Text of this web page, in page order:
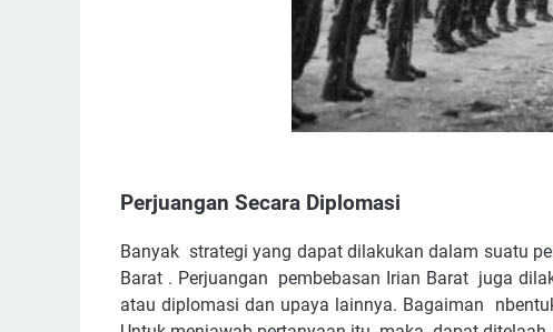
Perjuangan Secara Diplomasi
Banyak strategi yang dapat dilakukan dalam suatu
Barat . Perjuangan pembebasan Irian Barat juga
atau diplomasi dan upaya lainnya. Bagaiman